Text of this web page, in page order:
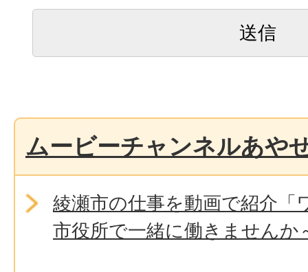
ムービーチャンネルあや
綾瀬市の仕事を動画で紹介「
市役所で一緒に働きませんか